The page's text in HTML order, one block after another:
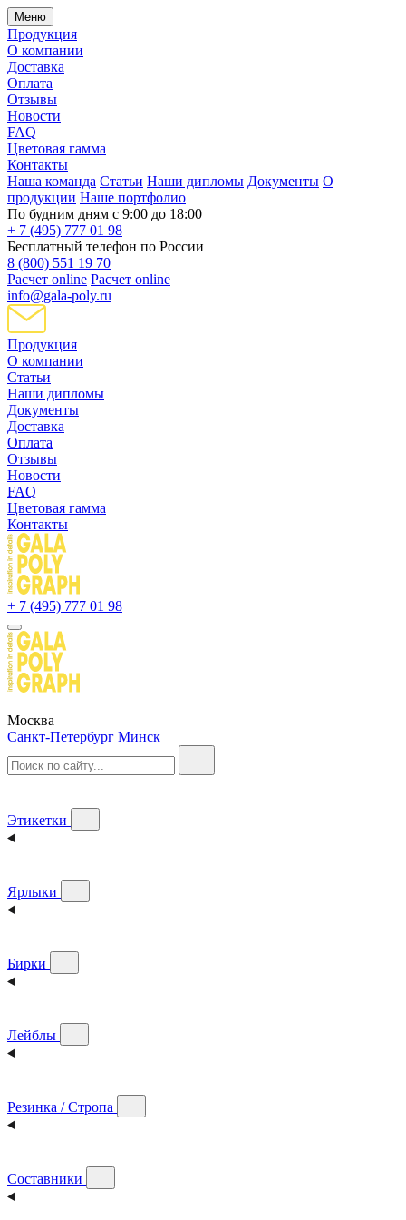
Меню
Продукция
О компании
Доставка
Оплата
Отзывы
Новости
FAQ
Цветовая гамма
Контакты
Наша команда Статьи Наши дипломы Документы О
продукции Наше портфолио
По будним дням с 9:00 до 18:00
+ 7 (495) 777 01 98
Бесплатный телефон по России
8 (800) 551 19 70
Расчет online Расчет online
info@gala-poly.ru
Продукция
О компании
Статьи
Наши дипломы
Документы
Доставка
Оплата
Отзывы
Новости
FAQ
Цветовая гамма
Контакты
+ 7 (495) 777 01 98
Москва
Санкт-Петербург Минск
Этикетки
Ярлыки
Бирки
Лейблы
Резинка / Стропа
Составники